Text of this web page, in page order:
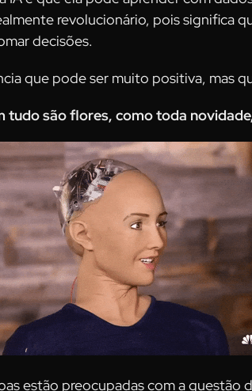
revolucionário, pois significa
decisões.
que pode ser muito positiva, mas
tudo são flores, como toda
estão preocupadas com a questão